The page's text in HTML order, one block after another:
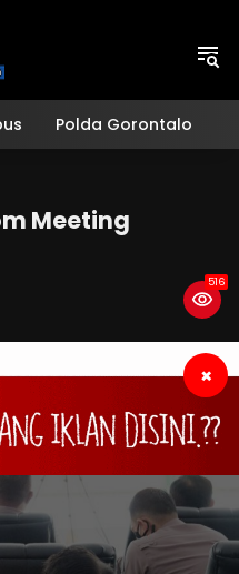
Polda Gorontalo
Meeting
516
×